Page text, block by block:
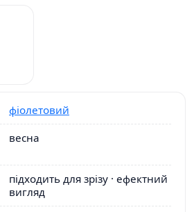
фіолетовий
весна
підходить для зрізу · ефектний
вигляд